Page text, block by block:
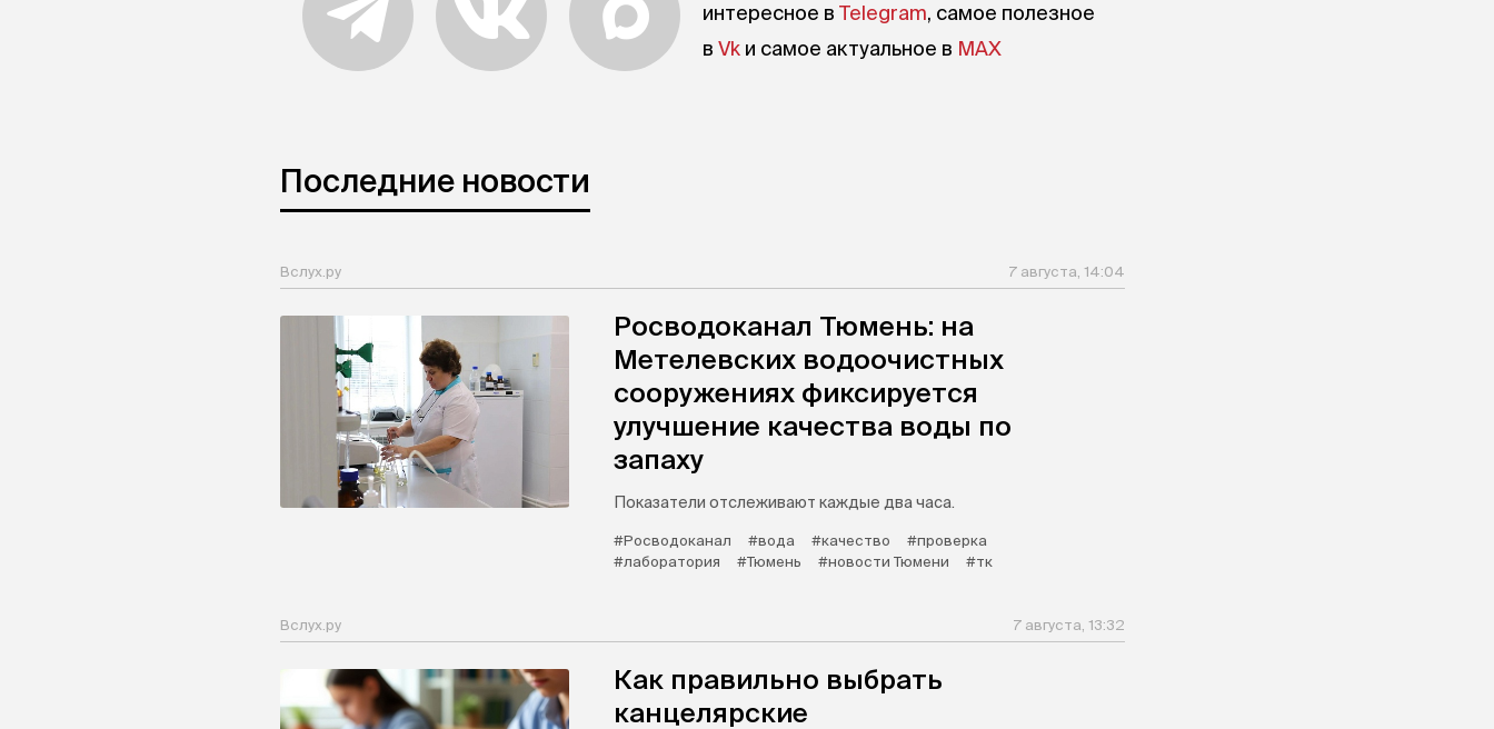
интересное в Telegram, самое полезное
в Vk и самое актуальное в MAX
Последние новости
Вслух.ру 7 августа, 14:04
Росводоканал Тюмень: на
Метелевских водоочистных
сооружениях фиксируется
улучшение качества воды по
запаху
Показатели отслеживают каждые два часа.
#Росводоканал #вода #качество
#проверка
#лаборатория
#Тюмень #новости Тюмени #тк
Вслух.ру 7 августа, 13:32
Как правильно выбрать
канцелярские